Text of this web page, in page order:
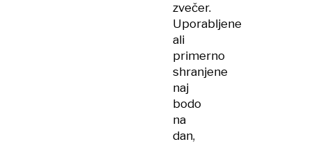
zvečer.
Uporabljene
ali
primerno
shranjene
naj
bodo
na
dan,